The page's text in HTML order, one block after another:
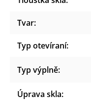
Tvar:
Typ otevíraní:
Typ výplně:
Úprava skla: